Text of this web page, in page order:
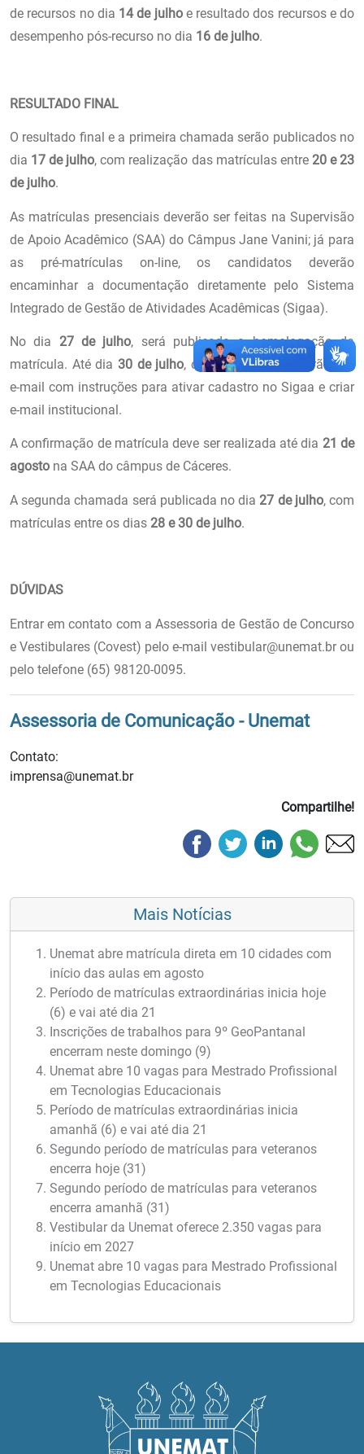
de recursos no dia 14 de julho e resultado dos recursos e do
desempenho pós-recurso no dia 16 de julho.
RESULTADO FINAL
O resultado final e a primeira chamada serão publicados no
dia 17 de julho, com realização das matrículas entre 20 e 23
de julho.
As matrículas presenciais deverão ser feitas na Supervisão
de Apoio Acadêmico (SAA) do Câmpus Jane Vanini; já para
as pré-matrículas on-line, os candidatos deverão
encaminhar a documentação diretamente pelo Sistema
Integrado de Gestão de Atividades Acadêmicas (Sigaa).
No dia 27 de julho, será publicada a homologação da
matrícula. Até dia 30 de julho, os aprovados receberão um
e-mail com instruções para ativar cadastro no Sigaa e criar
e-mail institucional.
A confirmação de matrícula deve ser realizada até dia 21 de
agosto na SAA do câmpus de Cáceres.
A segunda chamada será publicada no dia27 de julho, com
matrículas entre os dias 28 e 30 de julho.
DÚVIDAS
Entrar em contato com a Assessoria de Gestão de Concurso
e Vestibulares (Covest) pelo e-mail vestibular@unemat.br ou
pelo telefone (65) 98120-0095.
Assessoria de Comunicação - Unemat
Contato:
imprensa@unemat.br
Compartilhe!
Mais Notícias
Unemat abre matrícula direta em 10 cidades com
início das aulas em agosto
Período de matrículas extraordinárias inicia hoje
(6) e vai até dia 21
Inscrições de trabalhos para 9º GeoPantanal
encerram neste domingo (9)
Unemat abre 10 vagas para Mestrado Profissional
em Tecnologias Educacionais
Período de matrículas extraordinárias inicia
amanhã (6) e vai até dia 21
Segundo período de matrículas para veteranos
encerra hoje (31)
Segundo período de matrículas para veteranos
encerra amanhã (31)
Vestibular da Unemat oferece 2.350 vagas para
início em 2027
Unemat abre 10 vagas para Mestrado Profissional
em Tecnologias Educacionais